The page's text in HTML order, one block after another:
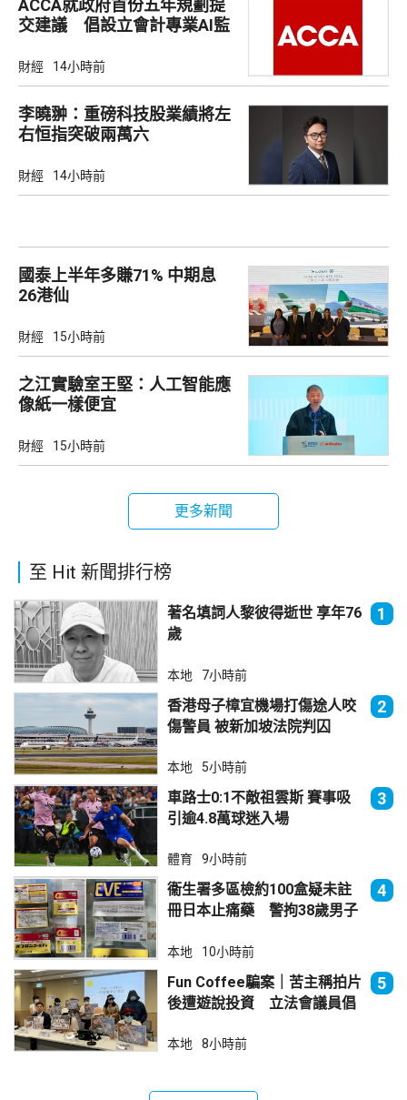
ACCA就政府首份五年規劃提
交建議 倡設立會計專業AI監
財經 14小時前
李曉翀：重磅科技股業績將左
右恒指突破兩萬六
財經 14小時前
國泰上半年多賺71% 中期息
26港仙
財經 15小時前
之江實驗室王堅：人工智能應
像紙一樣便宜
財經 15小時前
更多新聞
至 Hit 新聞排行榜
著名填詞人黎彼得逝世 享年76
歲
1
本地 7小時前
香港母子樟宜機場打傷途人咬
傷警員 被新加坡法院判囚
2
本地 5小時前
車路士0:1不敵祖雲斯 賽事吸
引逾4.8萬球迷入場
3
體育 9小時前
衞生署多區檢約100盒疑未註
冊日本止痛藥 警拘38歲男子
4
本地 10小時前
Fun Coffee騙案｜苦主稱拍片
後遭遊說投資 立法會議員倡
5
本地 8小時前